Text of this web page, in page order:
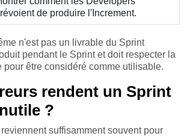
de produire l'Increment.
n'est pas un livrable du Sprint
pendant le Sprint et doit respecter la
pour être considéré comme utilisable.
rendent un Sprint
?
suffisamment souvent pour